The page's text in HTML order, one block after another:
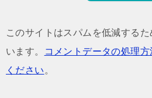
このサイトはスパムを低減する
います。
コメントデータの処理
ください 。